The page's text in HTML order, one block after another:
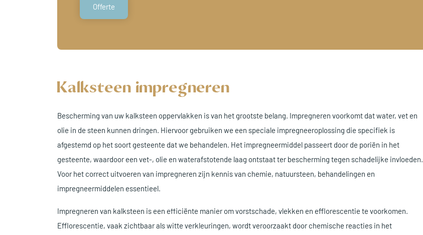
Offerte
Kalksteen impregneren
Bescherming van uw kalksteen oppervlakken is van het grootste belang. Impregneren voorkomt dat water, vet en
olie in de steen kunnen dringen. Hiervoor gebruiken we een speciale impregneeroplossing die specifiek is
afgestemd op het soort gesteente dat we behandelen. Het impregneermiddel passeert door de poriën in het
gesteente, waardoor een vet-, olie en waterafstotende laag ontstaat ter bescherming tegen schadelijke invloeden.
Voor het correct uitvoeren van impregneren zijn kennis van chemie, natuursteen, behandelingen en
impregneermiddelen essentieel.
Impregneren van kalksteen is een efficiënte manier om vorstschade, vlekken en efflorescentie te voorkomen.
Efflorescentie, vaak zichtbaar als witte verkleuringen, wordt veroorzaakt door chemische reacties in het